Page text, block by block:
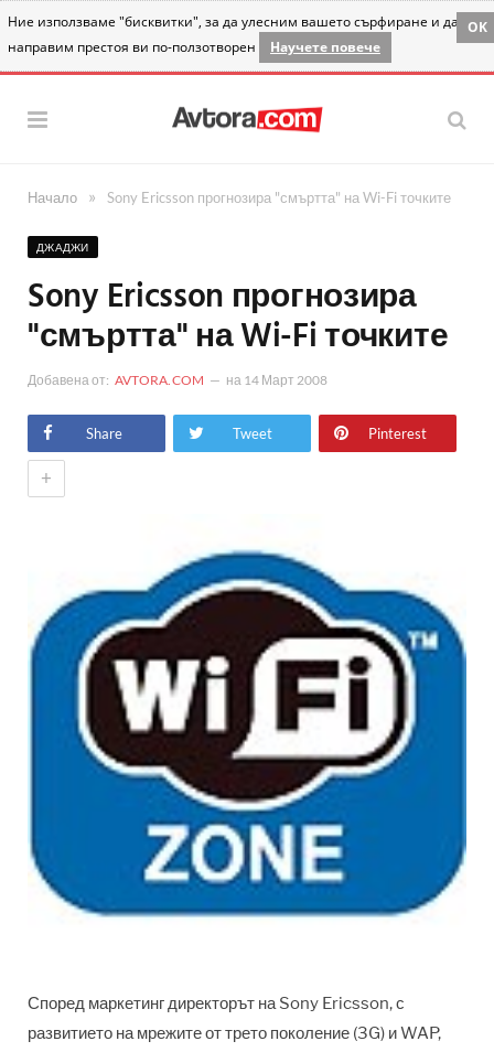
Ние използваме "бисквитки", за да улесним вашето сърфиране и да
направим престоя ви по-ползотворен
Научете повече
OK
Начало » Sony Ericsson прогнозира "смъртта" на Wi-Fi точките
ДЖАДЖИ
Sony Ericsson прогнозира
"смъртта" на Wi-Fi точките
Добавена от: AVTORA.COM на 14 Март 2008
Share Tweet Pinterest
+
Според маркетинг директорът на Sony Ericsson, с
развитието на мрежите от трето поколение (3G) и WAP,